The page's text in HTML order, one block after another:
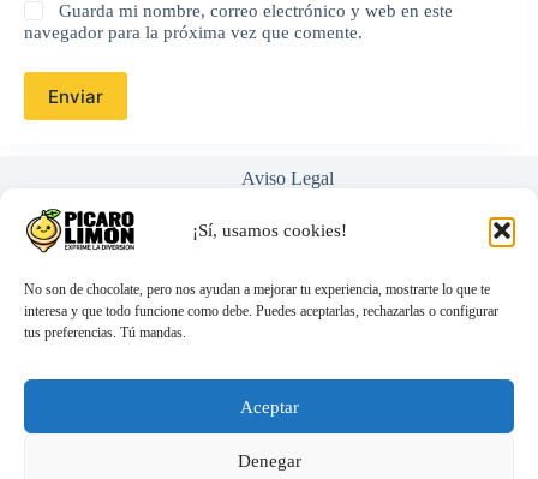
¡Sí, usamos cookies!
No son de chocolate, pero nos ayudan a mejorar tu experiencia, mostrarte lo que te
interesa y que todo funcione como debe. Puedes aceptarlas, rechazarlas o configurar
tus preferencias. Tú mandas.
Aceptar
Denegar
Guarda mi nombre, correo electrónico y web en este
navegador para la próxima vez que comente.
Enviar
Aviso Legal
Términos y Condiciones
Nosotros
Atención 100% personal (nada de bots)
Envíos discretos y rápidos
Compra segura y protegida